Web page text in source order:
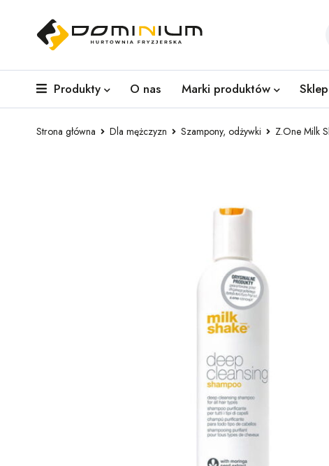
Produkty O nas Marki produktów Sklep
Strona główna Dla mężczyzn Szampony, odżywki Z.One Milk